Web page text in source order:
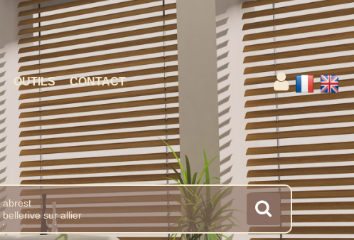
OUTILS CONTACT